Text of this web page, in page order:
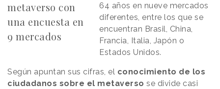
metaverso con
una encuesta en
9 mercados
64 años en nueve mercados
diferentes, entre los que se
encuentran Brasil, China,
Francia, Italia, Japón o
Estados Unidos.
Según apuntan sus cifras, el conocimiento de los
ciudadanos sobre el metaverso se divide casi